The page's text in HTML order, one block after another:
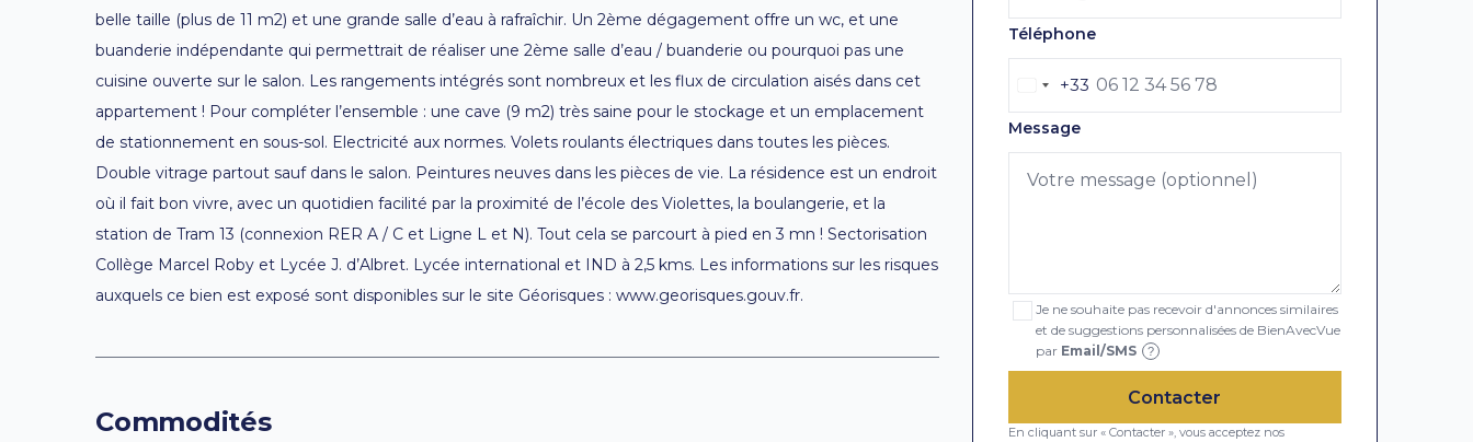
belle taille (plus de 11 m2) et une grande salle d’eau à rafraîchir. Un 2ème dégagement offre un wc, et une
buanderie indépendante qui permettrait de réaliser une 2ème salle d’eau / buanderie ou pourquoi pas une
cuisine ouverte sur le salon. Les rangements intégrés sont nombreux et les flux de circulation aisés dans cet
appartement ! Pour compléter l’ensemble : une cave (9 m2) très saine pour le stockage et un emplacement
de stationnement en sous-sol. Electricité aux normes. Volets roulants électriques dans toutes les pièces.
Double vitrage partout sauf dans le salon. Peintures neuves dans les pièces de vie. La résidence est un endroit
où il fait bon vivre, avec un quotidien facilité par la proximité de l’école des Violettes, la boulangerie, et la
station de Tram 13 (connexion RER A / C et Ligne L et N). Tout cela se parcourt à pied en 3 mn ! Sectorisation
Collège Marcel Roby et Lycée J. d’Albret. Lycée international et IND à 2,5 kms. Les informations sur les risques
auxquels ce bien est exposé sont disponibles sur le site Géorisques : www.georisques.gouv.fr.
Commodités
Téléphone
+33
Message
Je ne souhaite pas recevoir d'annonces similaires
et de suggestions personnalisées de BienAvecVue
par Email/SMS ?
Contacter
En cliquant sur « Contacter », vous acceptez nos